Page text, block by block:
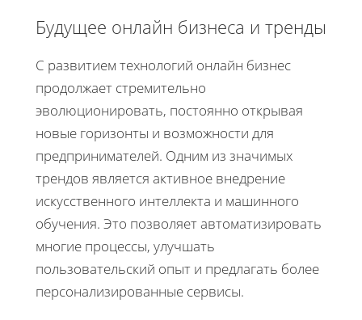
Будущее онлайн бизнеса и тренды
С развитием технологий онлайн бизнес
продолжает стремительно
эволюционировать, постоянно открывая
новые горизонты и возможности для
предпринимателей. Одним из значимых
трендов является активное внедрение
искусственного интеллекта и машинного
обучения. Это позволяет автоматизировать
многие процессы, улучшать
пользовательский опыт и предлагать более
персонализированные сервисы.